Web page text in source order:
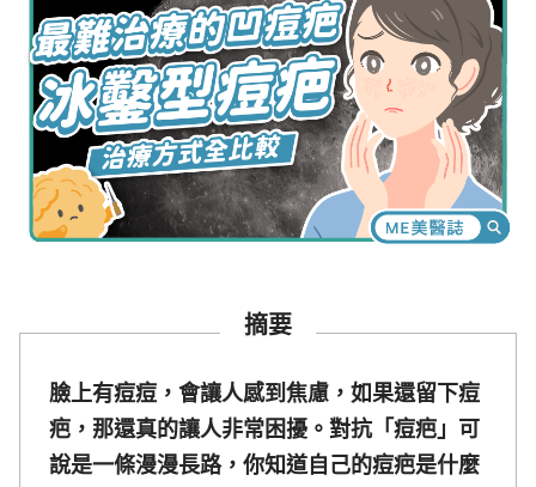
摘要
臉上有痘痘，會讓人感到焦慮，如果還留下痘
疤，那還真的讓人非常困擾。對抗「痘疤」可
說是一條漫漫長路，你知道自己的痘疤是什麼